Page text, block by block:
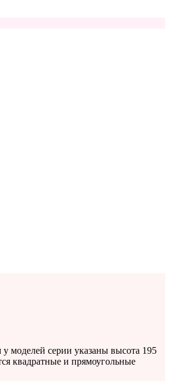
моделей серии указаны высота 195
квадратные и прямоугольные